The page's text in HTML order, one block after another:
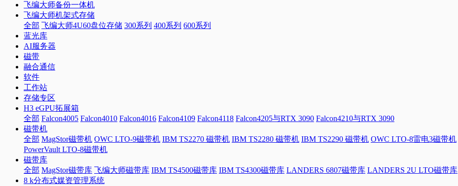
飞编大师备份一体机
飞编大师机架式存储
全部 飞编大师4U60盘位存储 300系列 400系列 600系列
蓝光库
AI服务器
磁带
融合通信
软件
工作站
存储专区
H3 eGPU拓展箱
全部 Falcon4005 Falcon4010 Falcon4016 Falcon4109 Falcon4118 Falcon4205与RTX 3090 Falcon4210与RTX 3090
磁带机
全部 MagStor磁带机 OWC LTO-9磁带机 IBM TS2270 磁带机 IBM TS2280 磁带机 IBM TS2290 磁带机 OWC LTO-8雷电3磁带机
PowerVault LTO-8磁带机
磁带库
全部 MagStor磁带库 飞编大师磁带库 IBM TS4500磁带库 IBM TS4300磁带库 LANDERS 6807磁带库 LANDERS 2U LTO磁带库
8 k分布式媒资管理系统